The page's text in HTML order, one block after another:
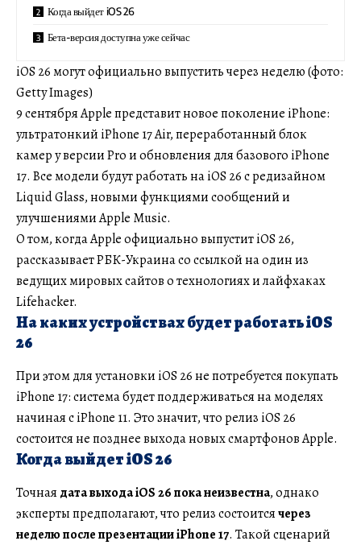
Когда выйдет iOS 26
Бета-версия доступна уже сейчас
iOS 26 могут официально выпустить через неделю (фото:
Getty Images)
9 сентября Apple представит новое поколение iPhone:
ультратонкий iPhone 17 Air, переработанный блок
камер у версии Pro и обновления для базового iPhone
17. Все модели будут работать на iOS 26 с редизайном
Liquid Glass, новыми функциями сообщений и
улучшениями Apple Music.
О том, когда Apple официально выпустит iOS 26,
рассказывает РБК-Украина со ссылкой на один из
ведущих мировых сайтов о технологиях и лайфхаках
Lifehacker.
На каких устройствах будет работать iOS
26
При этом для установки iOS 26 не потребуется покупать
iPhone 17: система будет поддерживаться на моделях
начиная с iPhone 11. Это значит, что релиз iOS 26
состоится не позднее выхода новых смартфонов Apple.
Когда выйдет iOS 26
Точная дата выхода iOS 26 пока неизвестна, однако
эксперты предполагают, что релиз состоитсячерез
неделю после презентации iPhone 17. Такой сценарий